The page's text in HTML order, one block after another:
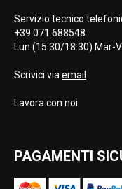
Servizio tecnico
+39 071 688548
Lun (15:30/18:30) Mar-
Scrivici viaemail
Lavora con noi
PAGAMENTI